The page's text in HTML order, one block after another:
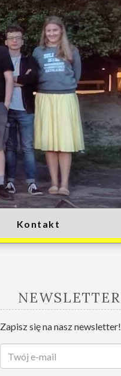
Kontakt
NEWSLETTER
Zapisz się na nasz newsletter!